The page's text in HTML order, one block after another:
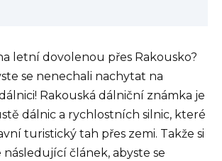
letní dovolenou přes Rakousko?
se nenechali nachytat na
Rakouská dálniční známka je
dálnic a rychlostních silnic, které
turistický tah přes zemi. Takže si
článek, abyste se